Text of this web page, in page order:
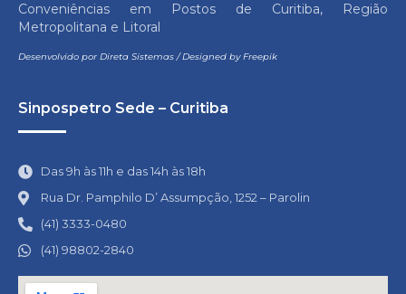
Conveniências em Postos de Curitiba, Região
Metropolitana e Litoral
Desenvolvido por Direta Sistemas/Designed by Freepik
Sinpospetro Sede – Curitiba
Das 9h às 11h e das 14h às 18h
Rua Dr. Pamphilo D’ Assumpção, 1252 – Parolin
(41) 3333-0480
(41) 98802-2840